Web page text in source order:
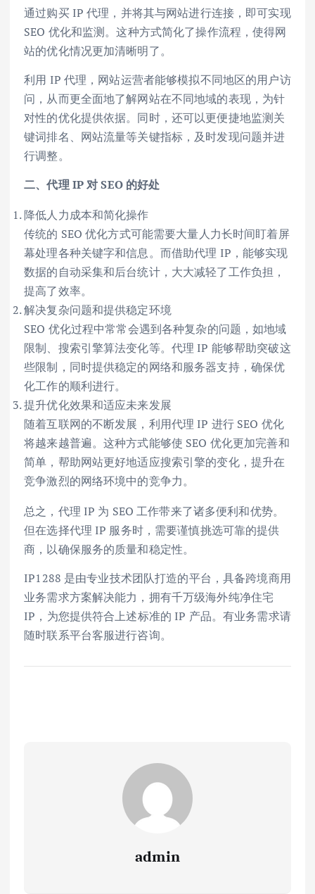
通过购买 IP 代理，并将其与网站进行连接，即可实现
SEO 优化和监测。这种方式简化了操作流程，使得网
站的优化情况更加清晰明了。
利用 IP 代理，网站运营者能够模拟不同地区的用户访
问，从而更全面地了解网站在不同地域的表现，为针
对性的优化提供依据。同时，还可以更便捷地监测关
键词排名、网站流量等关键指标，及时发现问题并进
行调整。
二、代理 IP 对 SEO 的好处
降低人力成本和简化操作
传统的 SEO 优化方式可能需要大量人力长时间盯着屏
幕处理各种关键字和信息。而借助代理 IP，能够实现
数据的自动采集和后台统计，大大减轻了工作负担，
提高了效率。
解决复杂问题和提供稳定环境
SEO 优化过程中常常会遇到各种复杂的问题，如地域
限制、搜索引擎算法变化等。代理 IP 能够帮助突破这
些限制，同时提供稳定的网络和服务器支持，确保优
化工作的顺利进行。
提升优化效果和适应未来发展
随着互联网的不断发展，利用代理 IP 进行 SEO 优化
将越来越普遍。这种方式能够使 SEO 优化更加完善和
简单，帮助网站更好地适应搜索引擎的变化，提升在
竞争激烈的网络环境中的竞争力。
总之，代理 IP 为 SEO 工作带来了诸多便利和优势。
但在选择代理 IP 服务时，需要谨慎挑选可靠的提供
商，以确保服务的质量和稳定性。
IP1288 是由专业技术团队打造的平台，具备跨境商用
业务需求方案解决能力，拥有千万级海外纯净住宅
IP，为您提供符合上述标准的 IP 产品。有业务需求请
随时联系平台客服进行咨询。
admin